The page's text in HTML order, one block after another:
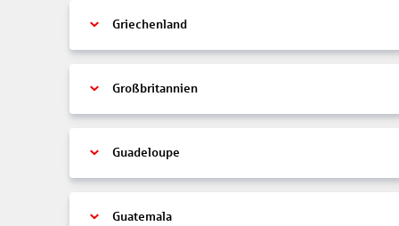
Griechenland
Großbritannien
Guadeloupe
Guatemala